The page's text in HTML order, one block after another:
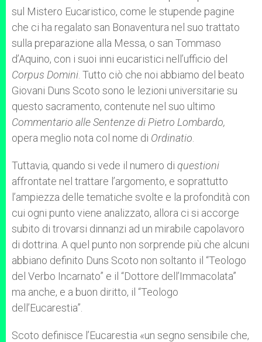
sul Mistero Eucaristico, come le stupende pagine
che ci ha regalato san Bonaventura nel suo trattato
sulla preparazione alla Messa, o san Tommaso
d’Aquino, con i suoi inni eucaristici nell’ufficio del
Corpus Domini . Tutto ciò che noi abbiamo del beato
Giovani Duns Scoto sono le lezioni universitarie su
questo sacramento, contenute nel suo ultimo
Commentario alle Sentenze di Pietro Lombardo,
opera meglio nota col nome di Ordinatio
Tuttavia, quando si vede il numero di questioni
affrontate nel trattare l’argomento, e soprattutto
l’ampiezza delle tematiche svolte e la profondità con
cui ogni punto viene analizzato, allora ci si accorge
subito di trovarsi dinnanzi ad un mirabile capolavoro
di dottrina. A quel punto non sorprende più che alcuni
abbiano definito Duns Scoto non soltanto il “Teologo
del Verbo Incarnato” e il “Dottore dell’Immacolata”
ma anche, e a buon diritto, il “Teologo
dell’Eucarestia”.
Scoto definisce l’Eucarestia «un segno sensibile che,